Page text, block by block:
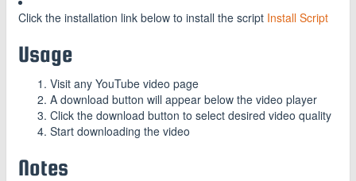
Click the installation link below to install the script Install Script
Usage
Visit any YouTube video page
A download button will appear below the video player
Click the download button to select desired video quality
Start downloading the video
Notes